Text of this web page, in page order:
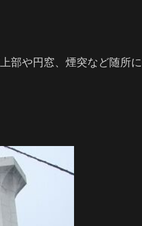
部や円窓、煙突など随所に